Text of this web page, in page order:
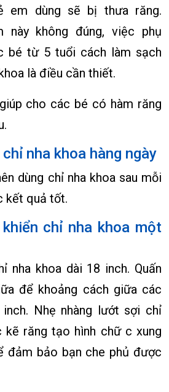
em dùng sẽ bị thưa răng.
này không đúng, việc phụ
bé từ 5 tuổi cách làm sạch
là điều cần thiết.
cho các bé có hàm răng
nha khoa hàng ngày
dùng chỉ nha khoa sau mỗi
kết quả tốt.
chỉ nha khoa một
nha khoa dài 18 inch. Quấn
để khoảng cách giữa các
Nhẹ nhàng lướt sợi chỉ
kẽ răng tạo hình chữ c xung
đảm bảo bạn che phủ được